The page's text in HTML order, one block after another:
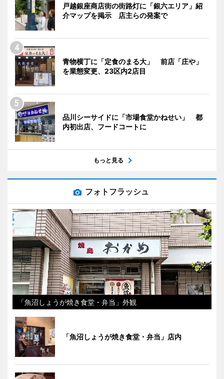
戸越銀座商店街の街路灯に「銀六エリア」紹
介マップを掲示 店主らの発案で
青物横丁に「定食のまる大」 前店「庄や」
を業態変更、23区内2店目
品川シーサイドに「市場食堂かねせい」 都
内初出店、フードコートに
もっと見る
フォトフラッシュ
「魚沼しょうが焼き食堂・弁当」外観
「魚沼しょうが焼き食堂・弁当」店内